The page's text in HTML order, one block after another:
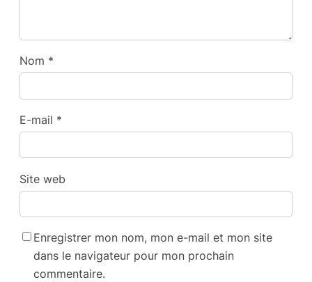
Nom *
E-mail *
Site web
Enregistrer mon nom, mon e-mail et mon site
dans le navigateur pour mon prochain
commentaire.